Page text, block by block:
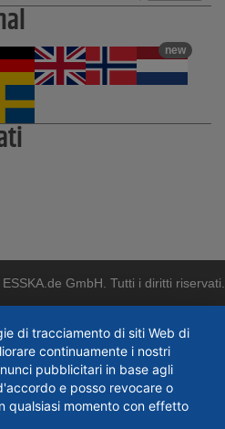
new
GmbH. Tutti i diritti riservati.
di tracciamento di siti Web di
continuamente i nostri
pubblicitari in base agli
e posso revocare o
qualsiasi momento con effetto